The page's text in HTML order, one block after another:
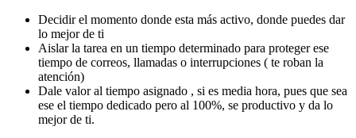
Decidir el momento donde esta más activo, donde puedes dar
lo mejor de ti
Aislar la tarea en un tiempo determinado para proteger ese
tiempo de correos, llamadas o interrupciones ( te roban la
atención)
Dale valor al tiempo asignado , si es media hora, pues que sea
ese el tiempo dedicado pero al 100%, se productivo y da lo
mejor de ti.